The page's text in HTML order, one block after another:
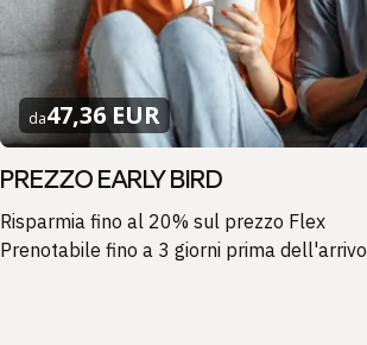
da47,36 EUR
PREZZO EARLY BIRD
Risparmia fino al 20% sul prezzo Flex
Prenotabile fino a 3 giorni prima dell'arrivo